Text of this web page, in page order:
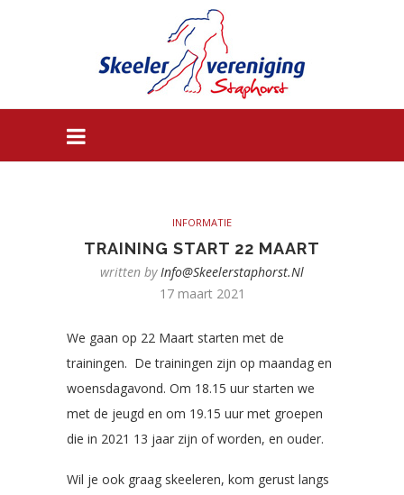
INFORMATIE
TRAINING START 22 MAART
written byInfo@skeelerstaphorst.nl
17 maart 2021
We gaan op 22 Maart starten met de
trainingen. De trainingen zijn op maandag en
woensdagavond. Om 18.15 uur starten we
met de jeugd en om 19.15 uur met groepen
die in 2021 13 jaar zijn of worden, en ouder.
Wil je ook graag skeeleren, kom gerust langs